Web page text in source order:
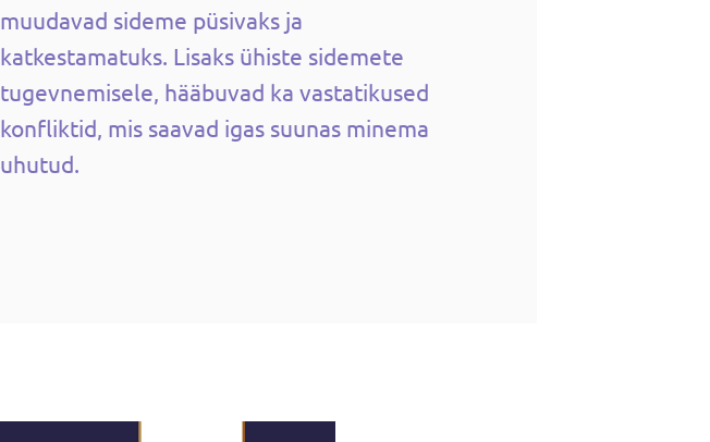
muudavad sideme püsivaks ja
katkestamatuks. Lisaks ühiste sidemete
tugevnemisele, hääbuvad ka vastatikused
konfliktid, mis saavad igas suunas minema
uhutud.